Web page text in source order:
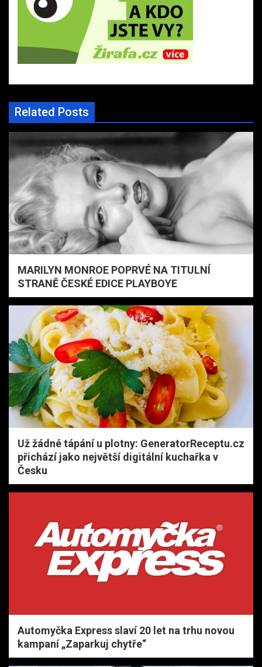
Related Posts
MARILYN MONROE POPRVÉ NA TITULNÍ
STRANĚ ČESKÉ EDICE PLAYBOYE
Už žádné tápání u plotny: GeneratorReceptu.cz
přichází jako největší digitální kuchařka v
Česku
Automyčka Express slaví 20 let na trhu novou
kampaní „Zaparkuj chytře“